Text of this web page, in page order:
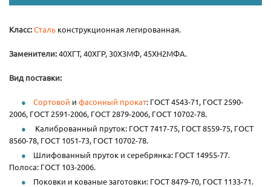
Класс:Сталь конструкционная легированная.
Заменители:40ХГТ, 40ХГР, 30Х3МФ, 45ХН2МФА.
Вид поставки:
Сортовой и фасонный прокат: ГОСТ 4543-71, ГОСТ 2590-
2006, ГОСТ 2591-2006, ГОСТ 2879-2006, ГОСТ 10702-78.
Калиброванный пруток: ГОСТ 7417-75, ГОСТ 8559-75, ГОСТ
8560-78, ГОСТ 1051-73, ГОСТ 10702-78.
Шлифованный пруток и серебрянка: ГОСТ 14955-77.
Полоса: ГОСТ 103-2006.
Поковки и кованые заготовки: ГОСТ 8479-70, ГОСТ 1133-71.